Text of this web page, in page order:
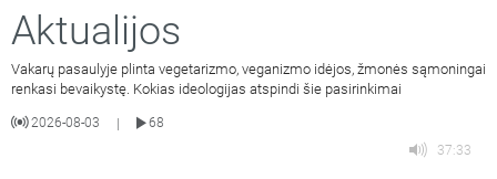
Aktualijos
Vakarų pasaulyje plinta vegetarizmo, veganizmo idėjos, žmonės sąmoningai
renkasi bevaikystę. Kokias ideologijas atspindi šie pasirinkimai
2026-08-03 |
68
37:33